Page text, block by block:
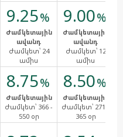
9.25%
Ժամկետային
ավանդ
Ժամկետ՝24
ամիս
9.00%
Ժամկետային
ավանդ
Ժամկետ՝12
ամիս
8.75%
Ժամկետային
Ժամկետ՝ 366 -
550 օր
8.50%
Ժամկետային
Ժամկետ՝ 271 -
365 օր